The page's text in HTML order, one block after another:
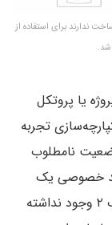
به درک مفاهیم زیرساخت ندارند برای استفاده از
ضعیف فعلی وب ۳ هیچ پروژه یا پروتکل
تجربه
وضعیت نامطلوب
خصوصی یک
مسئولیت مهم و جدی است و مشابه آن در وب ۲ وجود نداشته